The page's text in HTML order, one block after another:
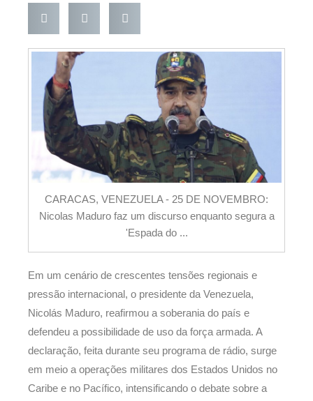
CARACAS, VENEZUELA - 25 DE NOVEMBRO:
Nicolas Maduro faz um discurso enquanto segura a
'Espada do ...
Em um cenário de crescentes tensões regionais e
pressão internacional, o presidente da Venezuela,
Nicolás Maduro, reafirmou a soberania do país e
defendeu a possibilidade de uso da força armada. A
declaração, feita durante seu programa de rádio, surge
em meio a operações militares dos Estados Unidos no
Caribe e no Pacífico, intensificando o debate sobre a